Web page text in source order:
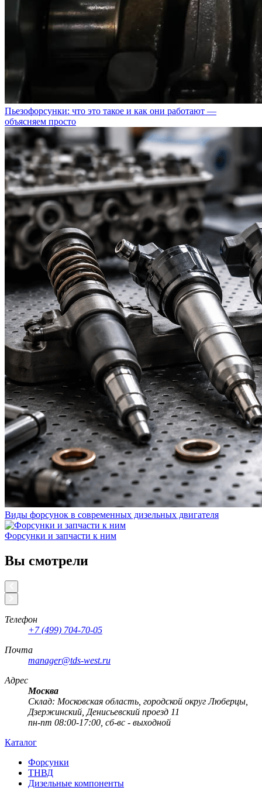
Пьезофорсунки: что это такое и как они работают —
объясняем просто
Виды форсунок в современных дизельных двигателя
Форсунки и запчасти к ним
Вы смотрели
Телефон
+7 (499) 704-70-05
Почта
manager@tds-west.ru
Адрес
Москва
Cклад: Московская область, городской округ Люберцы,
Дзержинский, Денисьевский проезд 11
пн-пт 08:00-17:00, сб-вс - выходной
Каталог
Форсунки
ТНВД
Дизельные компоненты